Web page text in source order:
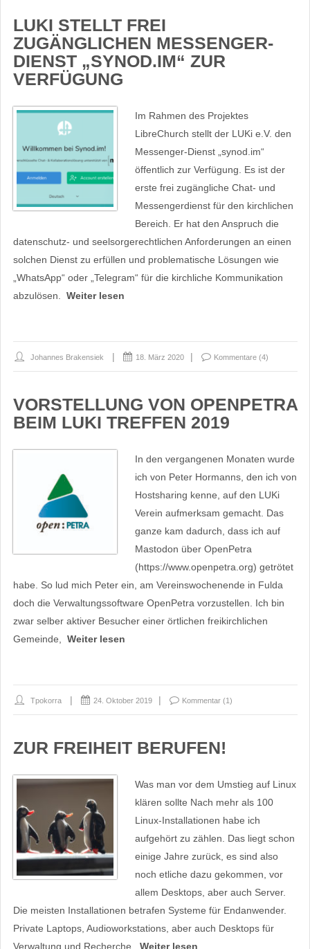
LUKI STELLT FREI
ZUGÄNGLICHEN MESSENGER-
DIENST „SYNOD.IM“ ZUR
VERFÜGUNG
Im Rahmen des Projektes
LibreChurch stellt der LUKi e.V. den
Messenger-Dienst „synod.im“
öffentlich zur Verfügung. Es ist der
erste frei zugängliche Chat- und
Messengerdienst für den kirchlichen
Bereich. Er hat den Anspruch die
datenschutz- und seelsorgerechtlichen Anforderungen an einen
solchen Dienst zu erfüllen und problematische Lösungen wie
„WhatsApp“ oder „Telegram“ für die kirchliche Kommunikation
abzulösen. Weiter lesen
Johannes Brakensiek 18. März 2020 Kommentare (4)
VORSTELLUNG VON OPENPETRA
BEIM LUKI TREFFEN 2019
In den vergangenen Monaten wurde
ich von Peter Hormanns, den ich von
Hostsharing kenne, auf den LUKi
Verein aufmerksam gemacht. Das
ganze kam dadurch, dass ich auf
Mastodon über OpenPetra
(https://www.openpetra.org) getrötet
habe. So lud mich Peter ein, am Vereinswochenende in Fulda
doch die Verwaltungssoftware OpenPetra vorzustellen. Ich bin
zwar selber aktiver Besucher einer örtlichen freikirchlichen
Gemeinde,
Weiter lesen
Tpokorra 24. Oktober 2019 Kommentar (1)
ZUR FREIHEIT BERUFEN!
Was man vor dem Umstieg auf Linux
klären sollte Nach mehr als 100
Linux-Installationen habe ich
aufgehört zu zählen. Das liegt schon
einige Jahre zurück, es sind also
noch etliche dazu gekommen, vor
allem Desktops, aber auch Server.
Die meisten Installationen betrafen Systeme für Endanwender.
Private Laptops, Audioworkstations, aber auch Desktops für
Verwaltung und Recherche,
Weiter lesen